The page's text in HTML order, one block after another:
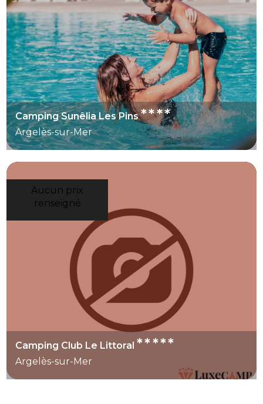
Camping Sunêlia Les Pins****
Argelès-sur-Mer
Aucun prix
renseigné
Camping Club Le Littoral*****
Argelès-sur-Mer